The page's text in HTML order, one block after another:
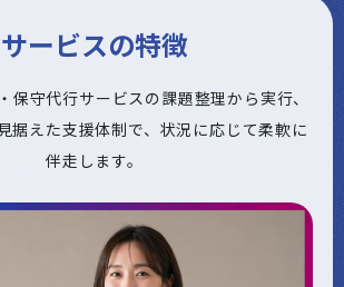
サービスの特徴
保守代行サービスの課題整理から実行、
据えた支援体制で、状況に応じて柔軟に
伴走します。